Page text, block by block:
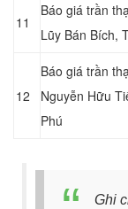
11
Báo giá trần
Lũy Bán Bích,
12
Báo giá trần
Nguyễn Hữu
Phú
Ghi